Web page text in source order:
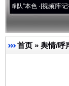
·[视频]牢记初心使命 奋
首页 » 舆情/呼